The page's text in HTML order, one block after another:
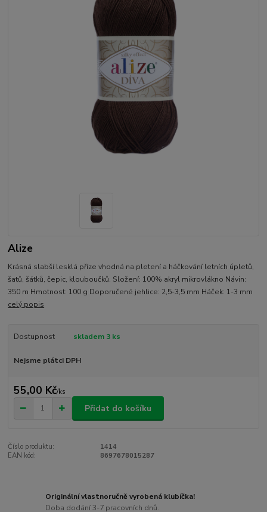
Alize
Krásná slabší lesklá příze vhodná na pletení a háčkování letních úpletů,
šatů, šátků, čepic, klouboučků. Složení: 100% akryl mikrovlákno Návin:
350 m Hmotnost: 100 g Doporučené jehlice: 2,5-3,5 mm Háček: 1-3 mm
celý popis
Dostupnost skladem 3 ks
Nejsme plátci DPH
55,00 Kč/ks
Přidat do košíku
Číslo produktu:
1414
EAN kód:
8697678015287
Originální vlastnoručně vyrobená klubíčka!
Doba dodání 3-7 pracovních dnů.